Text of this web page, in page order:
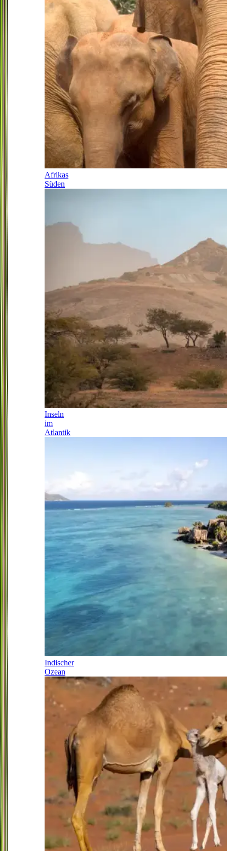
Afrikas
Süden
Inseln
im
Atlantik
Indischer
Ozean